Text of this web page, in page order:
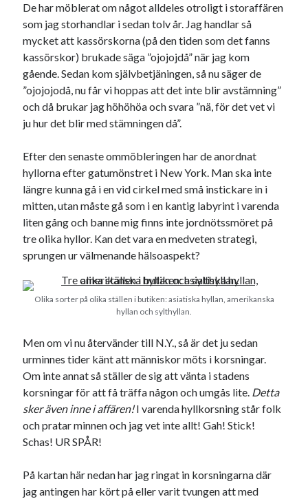
De har möblerat om något alldeles otroligt i storaffären
som jag storhandlar i sedan tolv år. Jag handlar så
mycket att kassörskorna (på den tiden som det fanns
kassörskor) brukade säga ”ojojojdå” när jag kom
gående. Sedan kom självbetjäningen, så nu säger de
”ojojojodå, nu får vi hoppas att det inte blir avstämning”
och då brukar jag höhöhöa och svara ”nä, för det vet vi
ju hur det blir med stämningen då”.
Efter den senaste ommöbleringen har de anordnat
hyllorna efter gatumönstret i New York. Man ska inte
längre kunna gå i en vid cirkel med små instickare in i
mitten, utan måste gå som i en kantig labyrint i varenda
liten gång och banne mig finns inte jordnötssmöret på
tre olika hyllor. Kan det vara en medveten strategi,
sprungen ur välmenande hälsoaspekt?
Olika sorter på olika ställen i butiken: asiatiska hyllan, amerikanska
hyllan och sylthyllan.
Men om vi nu återvänder till N.Y., så är det ju sedan
urminnes tider känt att människor möts i korsningar.
Om inte annat så ställer de sig att vänta i stadens
korsningar för att få träffa någon och umgås lite. Detta
sker även inne i affären!I varenda hyllkorsning står folk
och pratar minnen och jag vet inte allt! Gah! Stick!
Schas! UR SPÅR!
På kartan här nedan har jag ringat in korsningarna där
jag antingen har kört på eller varit tvungen att med